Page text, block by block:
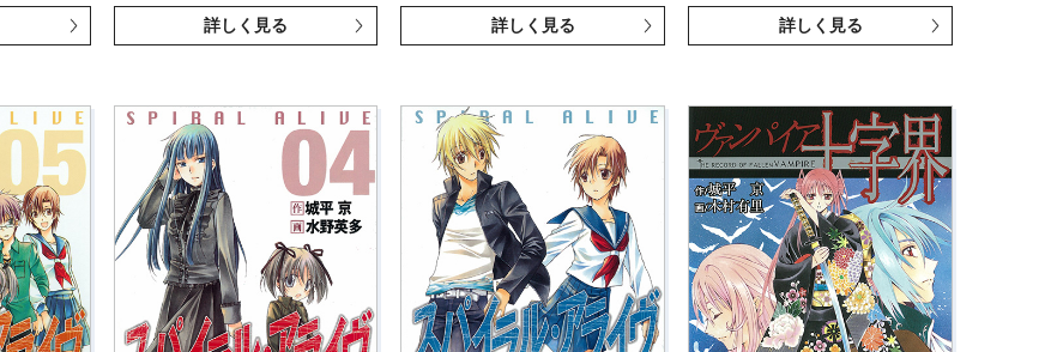
詳しく見る 詳しく見る 詳しく見る